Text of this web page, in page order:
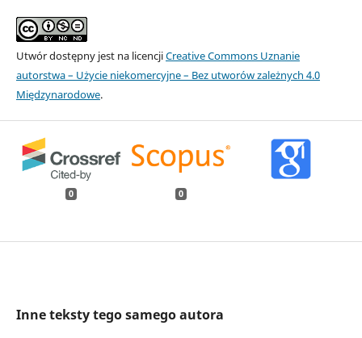
Utwór dostępny jest na licencjiCreative Commons Uznanie
autorstwa – Użycie niekomercyjne – Bez utworów zależnych 4.0
Międzynarodowe.
0 0
Inne teksty tego samego autora